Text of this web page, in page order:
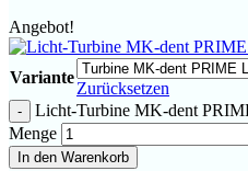
Angebot!
Variante
Zurücksetzen
Licht-Turbine MK-dent
Menge
In den Warenkorb